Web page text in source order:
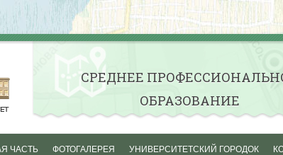
СРЕДНЕE
ОБРАЗОВАНИЕ
ЧАСТЬ ФОТОГАЛЕРЕЯ УНИВЕРСИТЕТСКИЙ ГОРОДОК